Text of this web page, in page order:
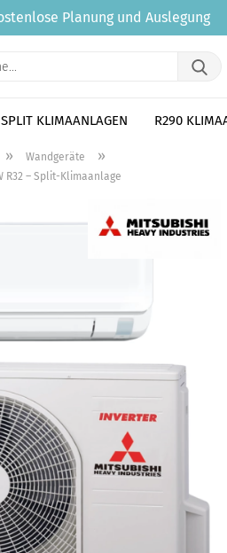
Planung und Auslegung
KLIMAANLAGEN R290
» Wandgeräte »
R32 – Split-Klimaanlage